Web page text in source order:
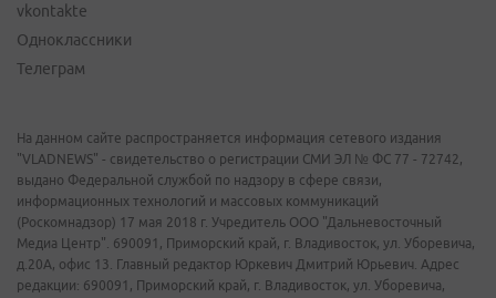
vkontakte
Одноклассники
Телеграм
На данном сайте распространяется информация сетевого издания
"VLADNEWS" - свидетельство о регистрации СМИ ЭЛ № ФС 77 - 72742,
выдано Федеральной службой по надзору в сфере связи,
информационных технологий и массовых коммуникаций
(Роскомнадзор) 17 мая 2018 г. Учредитель ООО "Дальневосточный
Медиа Центр". 690091, Приморский край, г. Владивосток, ул. Уборевича,
д.20А, офис 13. Главный редактор Юркевич Дмитрий Юрьевич. Адрес
редакции: 690091, Приморский край, г. Владивосток, ул. Уборевича,